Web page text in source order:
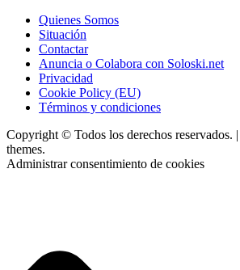
Quienes Somos
Situación
Contactar
Anuncia o Colabora con Soloski.net
Privacidad
Cookie Policy (EU)
Términos y condiciones
Copyright © Todos los derechos reservados. |
themes.
Administrar consentimiento de cookies